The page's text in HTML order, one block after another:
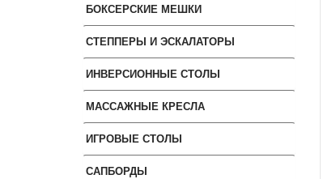
БОКСЕРСКИЕ МЕШКИ
СТЕППЕРЫ И ЭСКАЛАТОРЫ
ИНВЕРСИОННЫЕ СТОЛЫ
МАССАЖНЫЕ КРЕСЛА
ИГРОВЫЕ СТОЛЫ
САПБОРДЫ